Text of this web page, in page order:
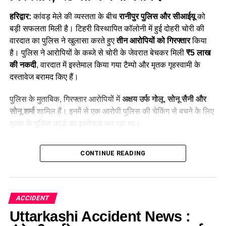
हरिद्वार: कांवड़ मेले की व्यस्तता के बीचरानीपुर पुलिस और सीआईयूको
बड़ी सफलता मिली है। टिहरी विस्थापित कॉलोनी में हुई दोहरी चोरी की
वारदात का पुलिस ने खुलासा करते हुएतीन आरोपियों को गिरफ्तारकिया
है। पुलिस ने आरोपियों के कब्जे से चोरी के जेवरात बेचकर मिली ₹5 लाख
की नकदी, वारदात में इस्तेमाल किया गया टैम्पो और मृतक गृहस्वामी के
दस्तावेज बरामद किए हैं।
पुलिस के मुताबिक, गिरफ्तार आरोपियों मेंअक्षय उर्फ गोलू, सोनू सैनी और
सोनू शर्माशामिल हैं। इनमें से एक आरोपी पुलिस की चेकिंग से बचने के लिए
Table of Contents
29 जुलाई की रात हुई थी चोरी
CONTINUE READING
ACCIDENT
Uttarkashi Accident News :